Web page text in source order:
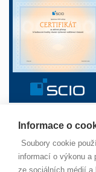
ŠKOLA
PAVUČINKA
Informace o
Soubory cookie
informací o výkonu a
ze sociálních médií a